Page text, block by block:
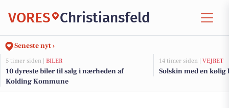
VORES Christiansfeld
Seneste nyt ›
5 timer siden | BILER
10 dyreste biler til salg i nærheden af
Kolding Kommune
14 timer siden | VEJRET
Solskin med en kølig